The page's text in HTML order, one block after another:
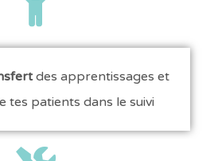
des apprentissages et
tes patients dans le suivi